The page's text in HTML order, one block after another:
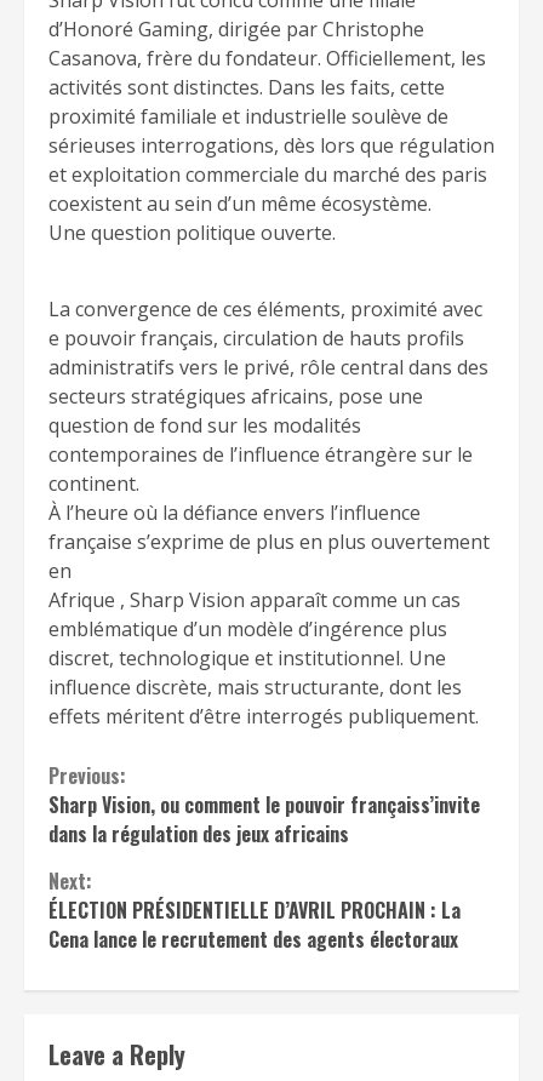
d’Honoré Gaming, dirigée par Christophe
Casanova, frère du fondateur. Officiellement, les
activités sont distinctes. Dans les faits, cette
proximité familiale et industrielle soulève de
sérieuses interrogations, dès lors que régulation
et exploitation commerciale du marché des paris
coexistent au sein d’un même écosystème.
Une question politique ouverte.
La convergence de ces éléments, proximité avec
e pouvoir français, circulation de hauts profils
administratifs vers le privé, rôle central dans des
secteurs stratégiques africains, pose une
question de fond sur les modalités
contemporaines de l’influence étrangère sur le
continent.
À l’heure où la défiance envers l’influence
française s’exprime de plus en plus ouvertement
en
Afrique , Sharp Vision apparaît comme un cas
emblématique d’un modèle d’ingérence plus
discret, technologique et institutionnel. Une
influence discrète, mais structurante, dont les
effets méritent d’être interrogés publiquement.
Continue
Reading
Previous:
Sharp Vision, ou comment le pouvoir françaiss’invite
dans la régulation des jeux africains
Next:
ÉLECTION PRÉSIDENTIELLE D’AVRIL PROCHAIN : La
Cena lance le recrutement des agents électoraux
Leave a Reply